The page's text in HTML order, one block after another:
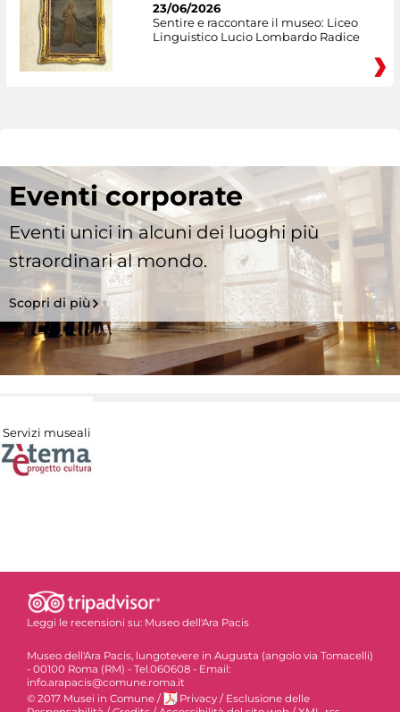
23/06/2026
Sentire e raccontare il museo: Liceo
Linguistico Lucio Lombardo Radice
Eventi corporate
Eventi unici in alcuni dei luoghi più
straordinari al mondo.
Scopri di più
Servizi museali
Leggi le recensioni su: Museo dell'Ara Pacis
Museo dell'Ara Pacis, lungotevere in Augusta (angolo via Tomacelli)
- 00100 Roma (RM) - Tel.060608 - Email:
info.arapacis@comune.roma.it
© 2017 Musei in Comune / Privacy / Esclusione delle